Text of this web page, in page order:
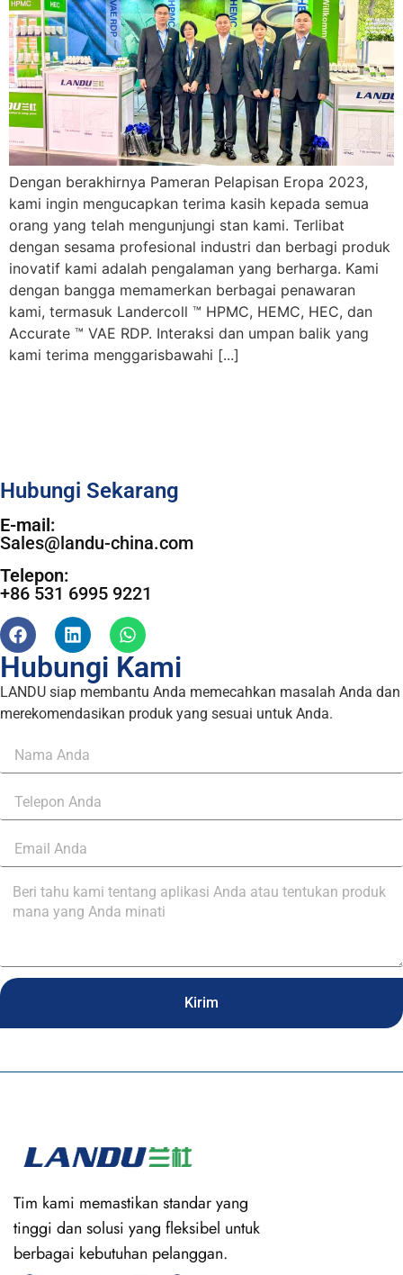
Dengan berakhirnya Pameran Pelapisan Eropa 2023,
kami ingin mengucapkan terima kasih kepada semua
orang yang telah mengunjungi stan kami. Terlibat
dengan sesama profesional industri dan berbagi produk
inovatif kami adalah pengalaman yang berharga. Kami
dengan bangga memamerkan berbagai penawaran
kami, termasuk Landercoll ™ HPMC, HEMC, HEC, dan
Accurate ™ VAE RDP. Interaksi dan umpan balik yang
kami terima menggarisbawahi [...]
Hubungi Sekarang
E-mail:
Sales@landu-china.com
Telepon:
+86 531 6995 9221
Hubungi Kami
LANDU siap membantu Anda memecahkan masalah Anda dan
merekomendasikan produk yang sesuai untuk Anda.
Kirim
Tim kami memastikan standar yang
tinggi dan solusi yang fleksibel untuk
berbagai kebutuhan pelanggan.